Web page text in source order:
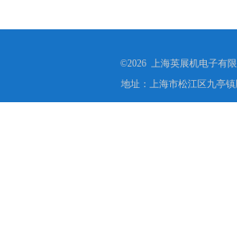
©2026 上海英展机电子有
地址：上海市松江区九亭镇